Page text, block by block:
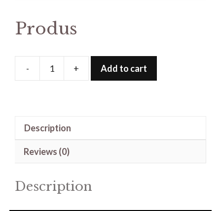
Produs
-
Produs
+ Add to cart
Description
Reviews (0)
Description